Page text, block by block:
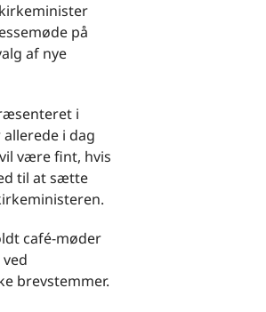
på
af nye
i
i dag
være fint, hvis
til at sætte
café-møder
brevstemmer.